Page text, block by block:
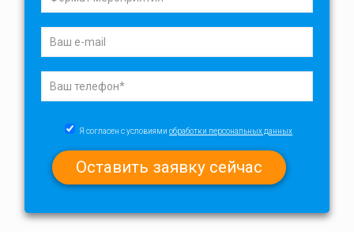
Я согласен с условиями обработки персональных данных